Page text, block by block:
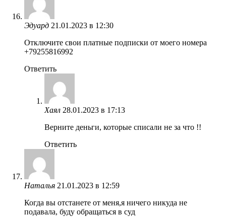
Эдуард 21.01.2023 в 12:30
Отключите свои платные подписки от моего номера
+79255816992
Ответить
Хаял 28.01.2023 в 17:13
Верните деньги, которые списали не за что !!
Ответить
Наталья 21.01.2023 в 12:59
Когда вы отстанете от меня,я ничего никуда не
подавала, буду обращаться в суд